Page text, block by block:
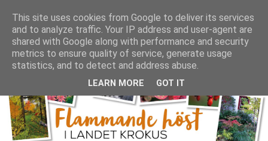
This site uses cookies from Google to deliver its services
and to analyze traffic. Your IP address and user-agent are
shared with Google along with performance and security
metrics to ensure quality of service, generate usage
statistics, and to detect and address abuse.
LEARN MORE GOT IT